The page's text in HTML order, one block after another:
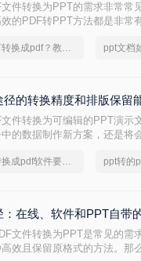
件转换为PPT的需求非常常
的PDF转PPT方法都是非常
ppt文档如何转换成pdf？教你一个小技巧
的转换精度和排版保留
件转换为可编辑的PPT演示
的数据制作新方案，还是将
好用的ppt转换成pdf软件要和好朋友分享
在线、软件和PPT自带
文件转换为PPT是常见的需
效且保留原格式的方法。那